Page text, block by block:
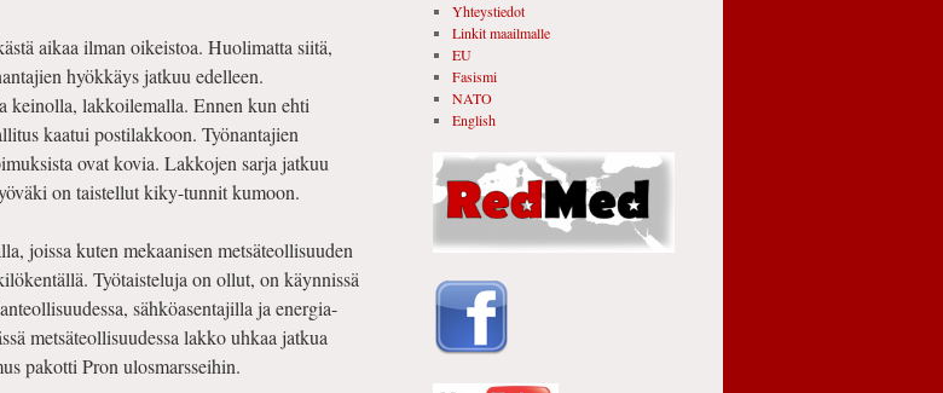
aikaa ilman oikeistoa. Huolimatta siitä,
hyökkäys jatkuu edelleen.
keinolla, lakkoilemalla. Ennen kun ehti
kaatui postilakkoon. Työnantajien
ovat kovia. Lakkojen sarja jatkuu
on taistellut kiky-tunnit kumoon.
joissa kuten mekaanisen metsäteollisuuden
Työtaisteluja on ollut, on käynnissä
sähköasentajilla ja energia-
metsäteollisuudessa lakko uhkaa jatkua
pakotti Pron ulosmarsseihin.
Yhteystiedot
Linkit maailmalle
EU
Fasismi
NATO
English